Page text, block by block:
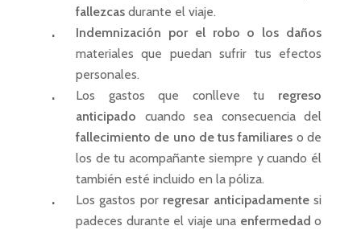
fallezcas durante el viaje.
Indemnización por el robo o los daños
materiales que puedan sufrir tus efectos
personales.
Los gastos que conlleve tu regreso
anticipado cuando sea consecuencia del
fallecimiento de uno de tus familiares o de
los de tu acompañante siempre y cuando él
también esté incluido en la póliza.
Los gastos por regresar anticipadamentesi
padeces durante el viaje una enfermedad o